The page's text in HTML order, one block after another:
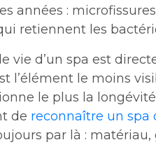
années :
retiennent les
vie d’un spa est
l’élément le moins
le plus la longévité
de reconnaître un spa
par là :